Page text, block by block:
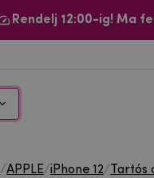
Rendelj 12:00-ig! Ma
/APPLE/iPhone 12/ Tartós